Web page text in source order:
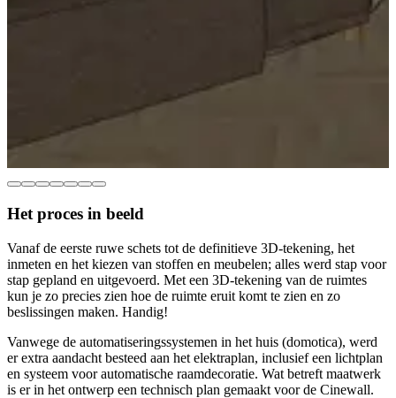
Het proces in beeld
Vanaf de eerste ruwe schets tot de definitieve 3D-tekening, het
inmeten en het kiezen van stoffen en meubelen; alles werd stap voor
stap gepland en uitgevoerd. Met een 3D-tekening van de ruimtes
kun je zo precies zien hoe de ruimte eruit komt te zien en zo
beslissingen maken. Handig!
Vanwege de automatiseringssystemen in het huis (domotica), werd
er extra aandacht besteed aan het elektraplan, inclusief een lichtplan
en systeem voor automatische raamdecoratie. Wat betreft maatwerk
is er in het ontwerp een technisch plan gemaakt voor de Cinewall.